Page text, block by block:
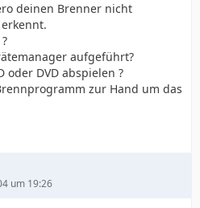
deinen Brenner nicht
aufgeführt?
oder DVD abspielen ?
zur Hand um das
um 19:26